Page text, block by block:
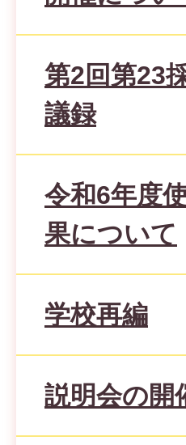
第2回第23
議録
令和6年度
果について
学校再編
説明会の開